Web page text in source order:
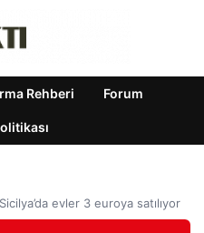
Rehberi Forum
evler 3 euroya satılıyor